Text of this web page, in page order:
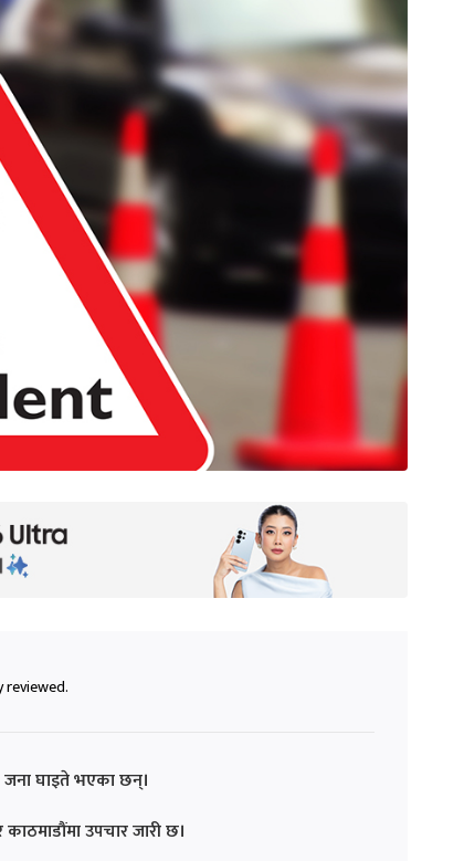
reviewed.
जना घाइते भएका छन्।
उपचार जारी छ।